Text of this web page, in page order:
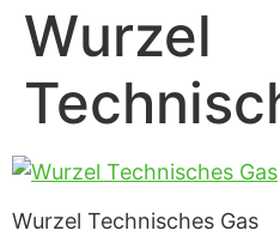
Wurzel
Wurzel Technisches Gas